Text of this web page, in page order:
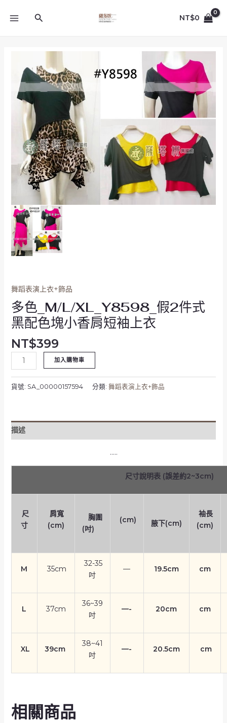
搜
NT$0
舞蹈表演上衣+飾品
多色_M/L/XL_Y8598_假2件式
黑配色塊小香肩短袖上衣
NT$399
_M/L/XL_Y8598_
肩
短
袖
上
衣
加入購物車
貨號: SA_00000157594 分類: 舞蹈表演上衣+飾品
描述
…..
尺寸說明表 (誤差約2~3cm)
尺
寸
肩寬
(cm)
胸圍
(吋)
(cm) 腋下(cm)
袖長
(cm)
M 35cm
32-35
吋
— 19.5cm cm
L 37cm
36~39
吋
—- 20cm cm
XL 39cm
38~41
吋
—- 20.5cm cm
相關商品